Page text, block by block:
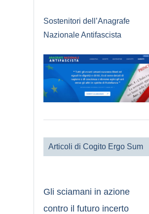
Sostenitori dell’Anagrafe
Nazionale Antifascista
Articoli di Cogito Ergo Sum
Gli sciamani in azione
contro il futuro incerto